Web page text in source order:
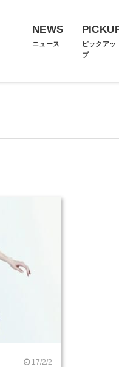
NEWS
ニュース
ピックアッ
プ
17/2/2